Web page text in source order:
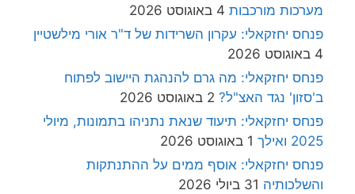
מערכות מורכבות 4 באוגוסט 2026
פנחס יחזקאלי: עקרון השרידות של ד"ר אורי מילשטיין
4 באוגוסט 2026
פנחס יחזקאלי: מה גרם להנהגת היישוב לפתוח
ב'סזון' נגד האצ"ל? 2 באוגוסט 2026
פנחס יחזקאלי: תיעוד שנאת נתניהו בתמונות, מיולי
2025 ואילך
1 באוגוסט 2026
פנחס יחזקאלי: אוסף ממים על ההתנתקות
והשלכותיה 31 ביולי 2026